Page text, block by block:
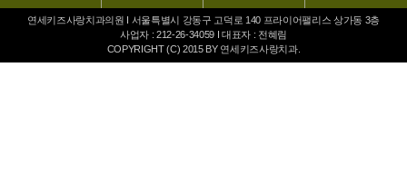
연세키즈사랑치과의원 I 서울특별시 강동구 고덕로 140 프라이어팰리스 상가동 3층
사업자 : 212-26-34059 I 대표자 : 전혜림
COPYRIGHT (C) 2015 BY 연세키즈사랑치과.